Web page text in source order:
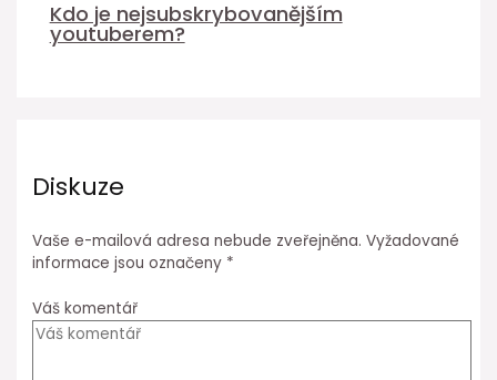
Kdo je nejsubskrybovanějším
youtuberem?
Diskuze
Vaše e-mailová adresa nebude zveřejněna. Vyžadované
informace jsou označeny *
Váš komentář